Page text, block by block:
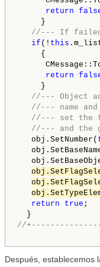
return
}
//--- If failed
if (! this
{
return
}
//--- Object
//--- name
//--- set the
//--- and the
obj.SetNumber(
return
true ;
//
Después, establecemos